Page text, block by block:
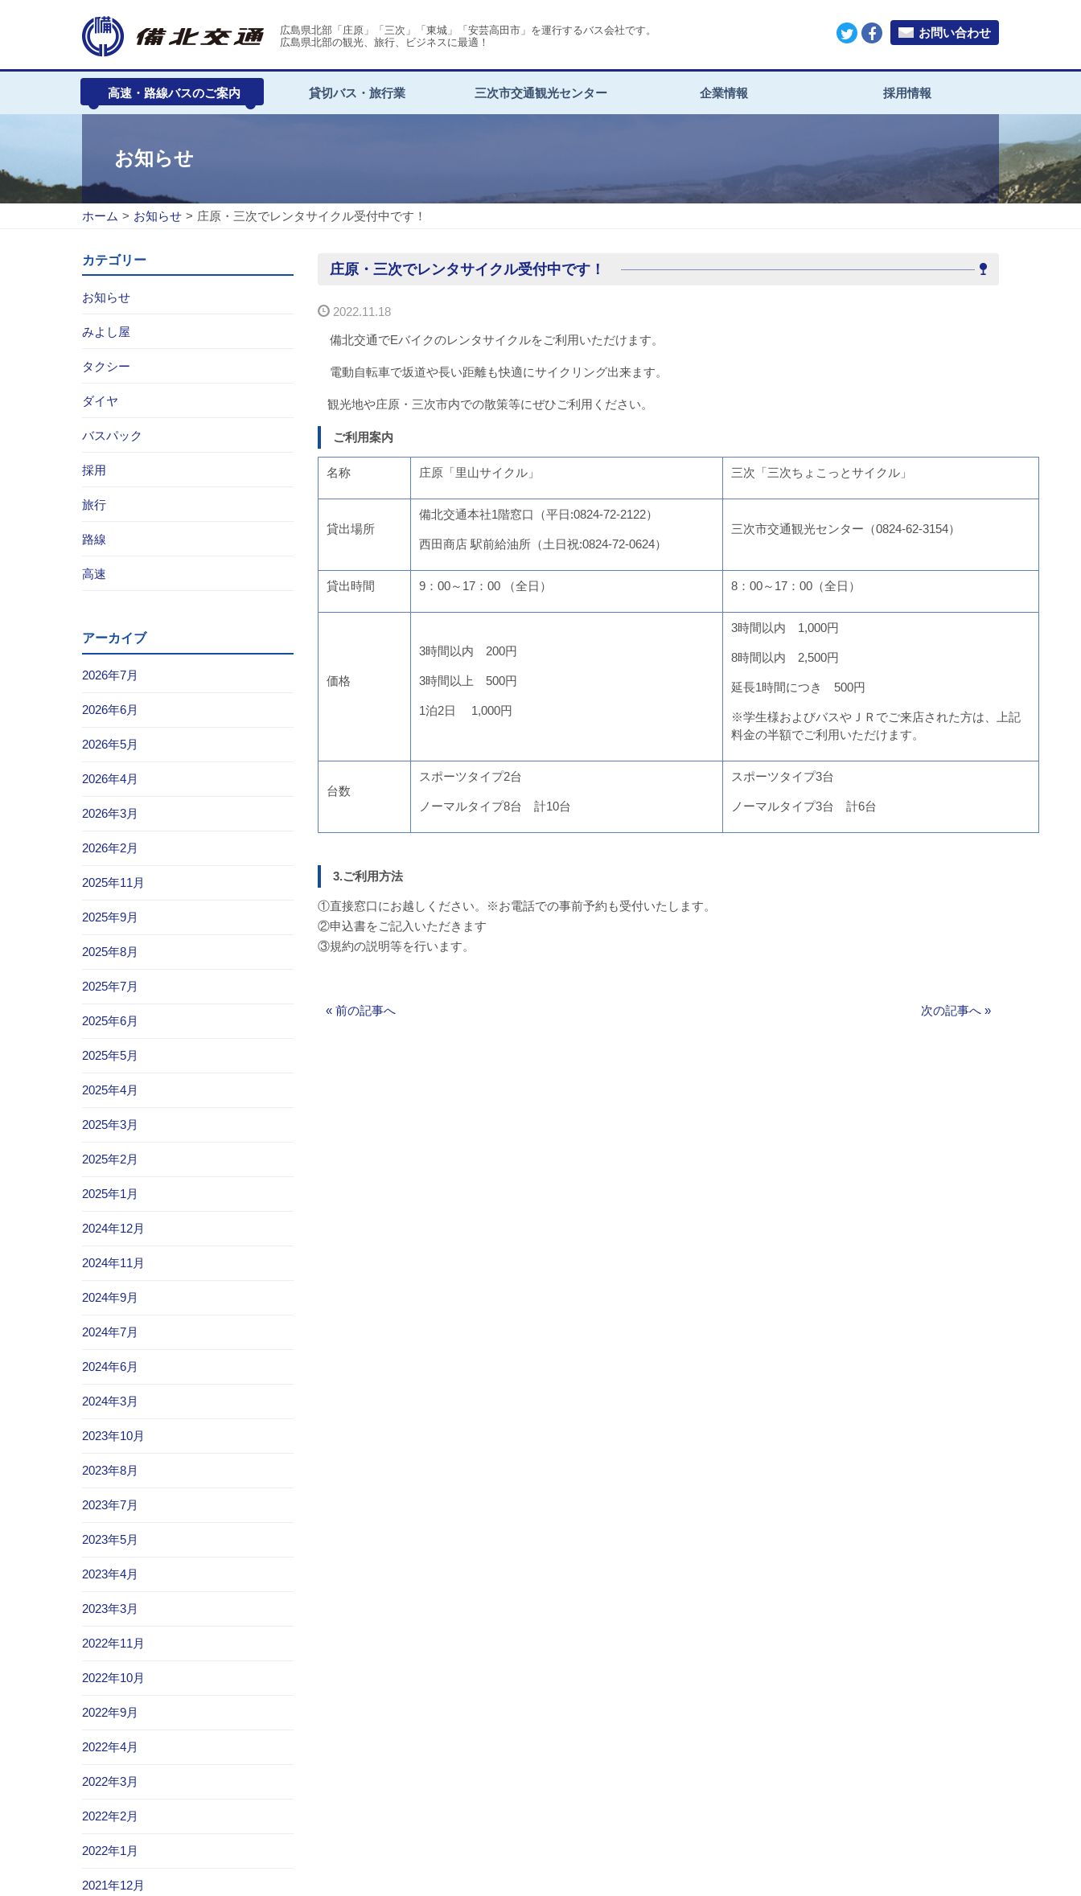
広島県北部「庄原」「三次」「東城」「安芸高田市」を運行するバス会社です。
広島県北部の観光、旅行、ビジネスに最適！
お問い合わせ
高速・路線バスのご案内 貸切バス・旅行業 三次市交通観光センター 企業情報 採用情報
お知らせ
ホーム > お知らせ > 庄原・三次でレンタサイクル受付中です！
庄原・三次でレンタサイクル受付中です！
2022.11.18
備北交通でEバイクのレンタサイクルをご利用いただけます。
電動自転車で坂道や長い距離も快適にサイクリング出来ます。
観光地や庄原・三次市内での散策等にぜひご利用ください。
ご利用案内
名称 庄原「里山サイクル」 三次「三次ちょこっとサイクル」
貸出場所
備北交通本社1階窓口（平日:0824-72-2122）
西田商店 駅前給油所（土日祝:0824-72-0624）
三次市交通観光センター（0824-62-3154）
貸出時間 9：00～17：00 （全日） 8：00～17：00（全日）
価格
3時間以内 200円
3時間以上 500円
1泊2日 1,000円
3時間以内 1,000円
8時間以内 2,500円
延長1時間につき 500円
※学生様およびバスやＪＲでご来店された方は、上記
料金の半額でご利用いただけます。
台数
スポーツタイプ2台
ノーマルタイプ8台 計10台
スポーツタイプ3台
ノーマルタイプ3台 計6台
3.ご利用方法
①直接窓口にお越しください。※お電話での事前予約も受付いたします。
②申込書をご記入いただきます
③規約の説明等を行います。
«前の記事へ 次の記事へ »
カテゴリー
お知らせ
みよし屋
タクシー
ダイヤ
バスパック
採用
旅行
路線
高速
アーカイブ
2026年7月
2026年6月
2026年5月
2026年4月
2026年3月
2026年2月
2025年11月
2025年9月
2025年8月
2025年7月
2025年6月
2025年5月
2025年4月
2025年3月
2025年2月
2025年1月
2024年12月
2024年11月
2024年9月
2024年7月
2024年6月
2024年3月
2023年10月
2023年8月
2023年7月
2023年5月
2023年4月
2023年3月
2022年11月
2022年10月
2022年9月
2022年4月
2022年3月
2022年2月
2022年1月
2021年12月